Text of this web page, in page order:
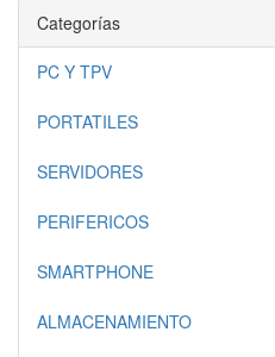
Categorías
PC Y TPV
PORTATILES
SERVIDORES
PERIFERICOS
SMARTPHONE
ALMACENAMIENTO